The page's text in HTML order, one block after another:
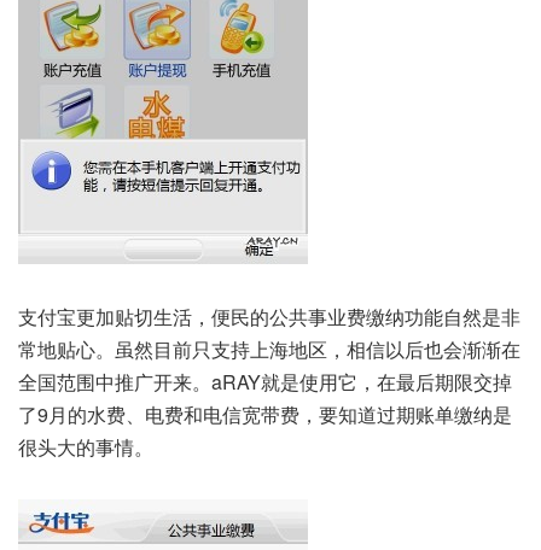
支付宝更加贴切生活，便民的公共事业费缴纳功能自然是非
常地贴心。虽然目前只支持上海地区，相信以后也会渐渐在
全国范围中推广开来。aRAY就是使用它，在最后期限交掉
了9月的水费、电费和电信宽带费，要知道过期账单缴纳是
很头大的事情。